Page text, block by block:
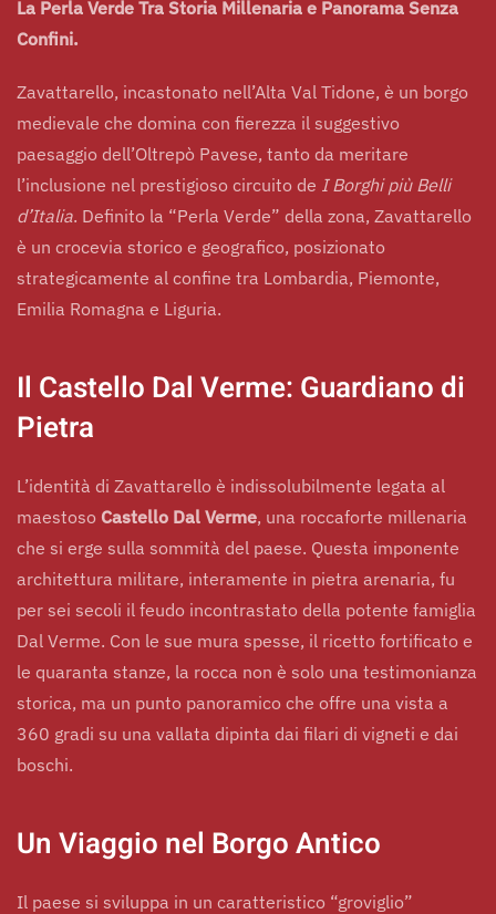
La Perla Verde Tra Storia Millenaria e Panorama Senza
Confini.
Zavattarello, incastonato nell’Alta Val Tidone, è un borgo
medievale che domina con fierezza il suggestivo
paesaggio dell’Oltrepò Pavese, tanto da meritare
l’inclusione nel prestigioso circuito de I Borghi più Belli
d’Italia. Definito la “Perla Verde” della zona, Zavattarello
è un crocevia storico e geografico, posizionato
strategicamente al confine tra Lombardia, Piemonte,
Emilia Romagna e Liguria.
Il Castello Dal Verme: Guardiano di
Pietra
L’identità di Zavattarello è indissolubilmente legata al
maestoso Castello Dal Verme, una roccaforte millenaria
che si erge sulla sommità del paese. Questa imponente
architettura militare, interamente in pietra arenaria, fu
per sei secoli il feudo incontrastato della potente famiglia
Dal Verme. Con le sue mura spesse, il ricetto fortificato e
le quaranta stanze, la rocca non è solo una testimonianza
storica, ma un punto panoramico che offre una vista a
360 gradi su una vallata dipinta dai filari di vigneti e dai
boschi.
Un Viaggio nel Borgo Antico
Il paese si sviluppa in un caratteristico “groviglio”